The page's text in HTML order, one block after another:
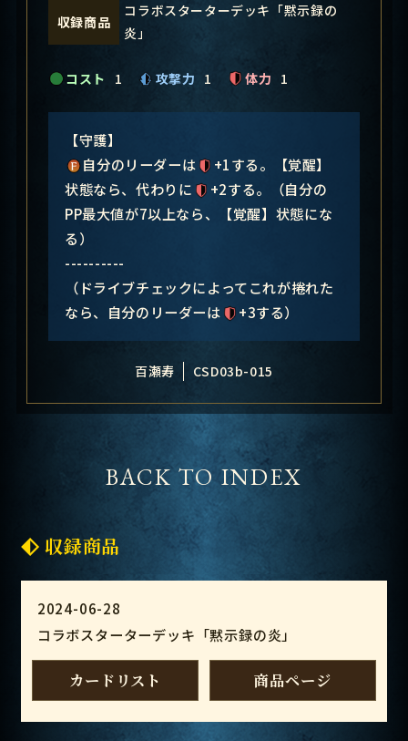
収録商品
コラボスターターデッキ「黙示録の
炎」
コスト 1 攻撃力 1 体力 1
【守護】
自分のリーダーは
+1する。【覚醒】
状態なら、代わりに
+2する。（自分の
PP最大値が7以上なら、【覚醒】状態にな
る）
----------
（ドライブチェックによってこれが捲れた
なら、自分のリーダーは
+3する）
百瀬寿 CSD03b-015
BACK TO INDEX
収録商品
2024-06-28
コラボスターターデッキ「黙示録の炎」
カードリスト 商品ページ